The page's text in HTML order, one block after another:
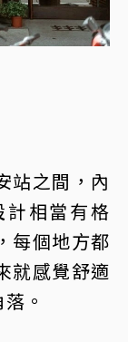
站之間，內
相當有格
每個地方都
就感覺舒適
。